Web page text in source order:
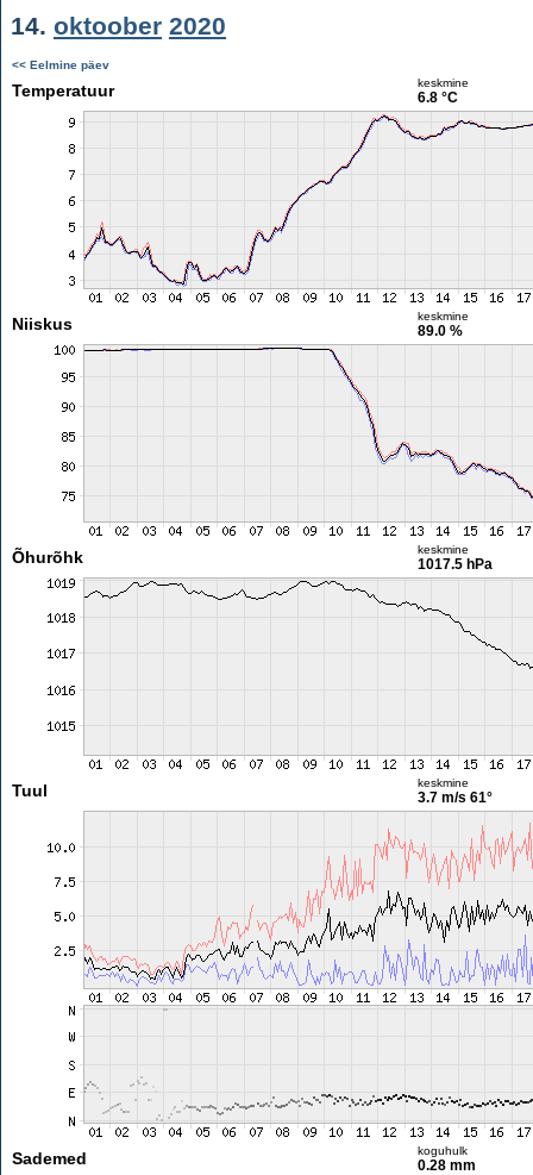
14. oktoober 2020
<< Eelmine päev
Temperatuur keskmine
6.8 °C
Niiskus keskmine
89.0 %
Õhurõhk keskmine
1017.5 hPa
Tuul keskmine
3.7 m/s 61°
Sademed koguhulk
0.28 mm